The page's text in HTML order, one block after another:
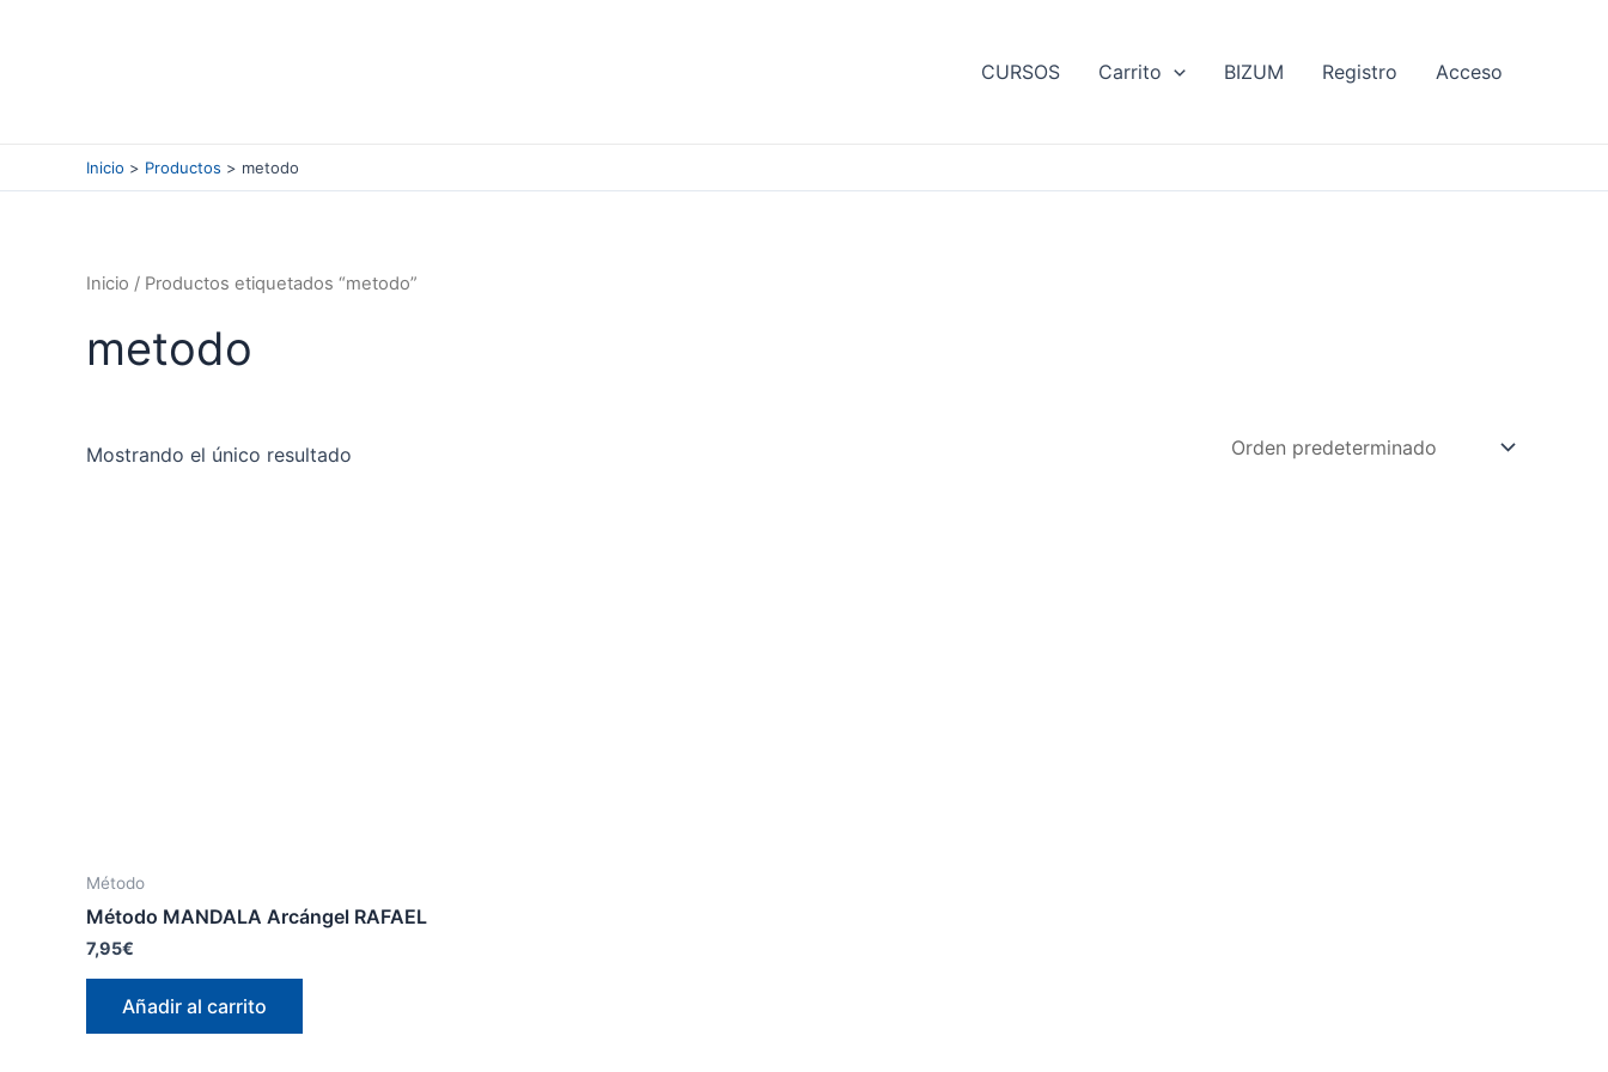
CURSOS Carrito BIZUM Registro Acceso
Inicio Productos metodo
Inicio / Productos etiquetados “metodo”
metodo
Mostrando el único resultado
Método
Método MANDALA Arcángel RAFAEL
7,95€
Añadir al carrito